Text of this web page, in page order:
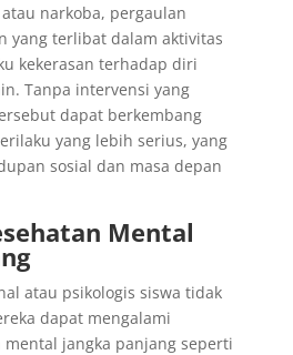
narkoba, pergaulan
yang terlibat dalam aktivitas
kekerasan terhadap diri
Tanpa intervensi yang
dapat berkembang
yang lebih serius, yang
sosial dan masa depan
Mental
atau psikologis siswa tidak
dapat mengalami
mental jangka panjang seperti